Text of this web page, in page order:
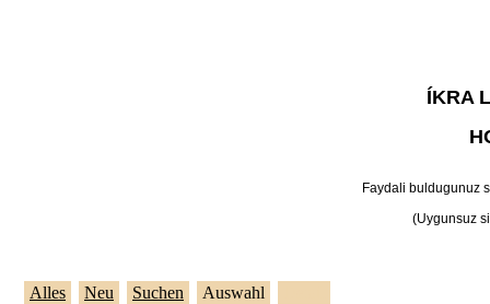
ÍKRA
Faydali buldugunuz
(Uygunsuz
Alles Neu Suchen Auswahl